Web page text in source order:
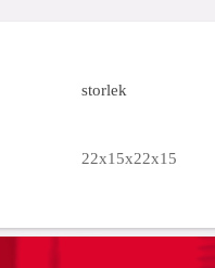
storlek
22x15x22x15